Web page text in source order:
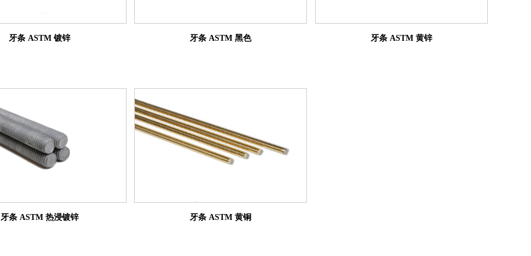
牙条 ASTM 镀锌 牙条 ASTM 黑色 牙条 ASTM 黄锌
牙条 ASTM 热浸镀锌 牙条 ASTM 黄铜